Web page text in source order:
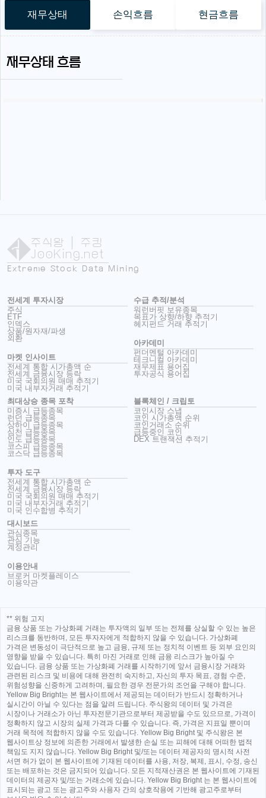
재무상태 손익흐름 현금흐름
재무상태 흐름
주식왕 | 주킹
JooKing.net
Extreme Stock Data Mining
전세계 투자시장
주식
ETF
인덱스
상품/원자재/파생
외환
마켓 인사이트
전세계 통합 시가총액 순
전세계 금융시장 등락
미국 국회의원 매매 추적기
미국 내부자거래 추적기
수급 추적/분석
워런버핏 보유종목
목표가 상향/하향 추적기
헤지펀드 거래 추적기
아카데미
펀더멘털 아카데미
테크니컬 아카데미
재무제표 용어집
투자공식 용어집
최대상승 종목 포착
미증시 급등종목
런던 급등종목
상하이 급등종목
심천 급등종목
인도 급등종목
코스피 급등종목
코스닥 급등종목
투자 도구
전세계 통합 시가총액 순
전세계 금융시장 등락
미국 국회의원 매매 추적기
미국 내부자거래 추적기
미국 인수합병 추적기
블록체인 / 크립토
코인시장 스냅
코인 시가총액 순위
코인거래소 순위
급등중인 코인
DEX 트랜잭션 추적기
대시보드
관심종목
관심 기능
계정관리
이용안내
브로커 마켓플레이스
이용약관
** 위험 고지
금융 상품 또는 가상화폐 거래는 투자액의 일부 또는 전체를 상실할 수 있는 높은
리스크를 동반하며, 모든 투자자에게 적합하지 않을 수 있습니다. 가상화폐
가격은 변동성이 극단적으로 높고 금융, 규제 또는 정치적 이벤트 등 외부 요인의
영향을 받을 수 있습니다. 특히 마진 거래로 인해 금융 리스크가 높아질 수
있습니다. 금융 상품 또는 가상화폐 거래를 시작하기에 앞서 금융시장 거래와
관련된 리스크 및 비용에 대해 완전히 숙지하고, 자신의 투자 목표, 경험 수준,
위험성향을 신중하게 고려하며, 필요한 경우 전문가의 조언을 구해야 합니다.
Yellow Big Bright는 본 웹사이트에서 제공되는 데이터가 반드시 정확하거나
실시간이 아닐 수 있다는 점을 알려 드립니다. 주식왕의 데이터 및 가격은
시장이나 거래소가 아닌 투자전문기관으로부터 제공받을 수도 있으므로, 가격이
정확하지 않고 시장의 실제 가격과 다를 수 있습니다. 즉, 가격은 지표일 뿐이며
거래 목적에 적합하지 않을 수도 있습니다. Yellow Big Bright 및 주식왕은 본
웹사이트상 정보에 의존한 거래에서 발생한 손실 또는 피해에 대해 어떠한 법적
책임도 지지 않습니다. Yellow Big Bright 및/또는 데이터 제공자의 명시적 사전
서면 허가 없이 본 웹사이트에 기재된 데이터를 사용, 저장, 복제, 표시, 수정, 송신
또는 배포하는 것은 금지되어 있습니다. 모든 지적재산권은 본 웹사이트에 기재된
데이터의 제공자 및/또는 거래소에 있습니다. Yellow Big Bright 는 본 웹사이트에
표시되는 광고 또는 광고주와 사용자 간의 상호작용에 기반해 광고주로부터